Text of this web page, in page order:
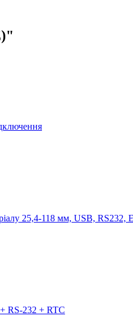
25,4-118 мм, USB, RS232,
RS-232 + RTC